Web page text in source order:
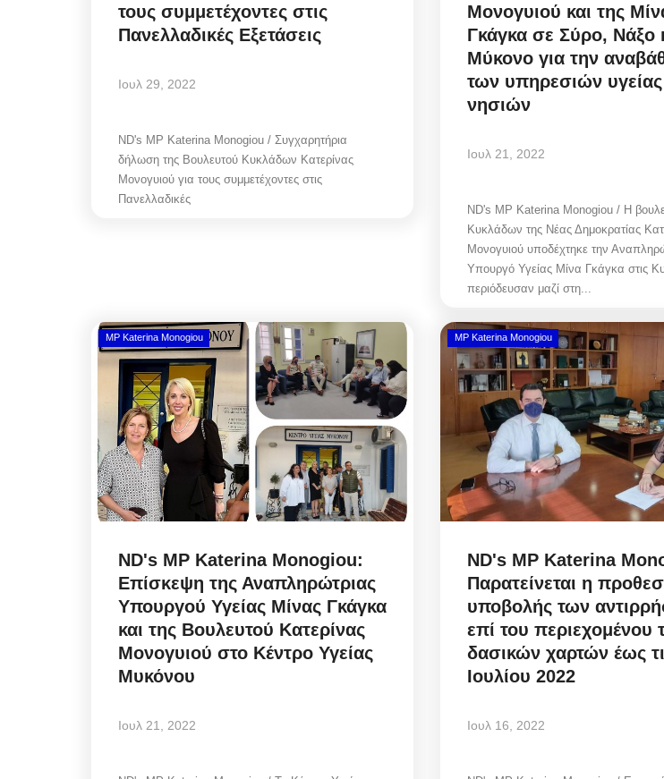
τους συμμετέχοντες στις
Πανελλαδικές Εξετάσεις
Ιουλ 29, 2022
ND's MP Katerina Monogiou / Συγχαρητήρια
δήλωση της Βουλευτού Κυκλάδων Κατερίνας
Μονογυιού για τους συμμετέχοντες στις
Πανελλαδικές
Μονογυιού και της
Γκάγκα σε Σύρο, Νάξο
Μύκονο για την
των υπηρεσιών
νησιών
Ιουλ 21, 2022
ND's MP Katerina Monogiou / Η
Κυκλάδων της Νέας Δημοκρατίας
Μονογυιού υποδέχτηκε την
Υπουργό Υγείας Μίνα Γκάγκα στις
περιόδευσαν μαζί στη...
MP Katerina Monogiou
ND's MP Katerina Monogiou:
Επίσκεψη της Αναπληρώτριας
Υπουργού Υγείας Μίνας Γκάγκα
και της Βουλευτού Κατερίνας
Μονογυιού στο Κέντρο Υγείας
Μυκόνου
Ιουλ 21, 2022
MP Katerina Monogiou
ND's MP Katerina
Παρατείνεται η
υποβολής των
επί του περιεχομένου
δασικών χαρτών έως
Ιουλίου 2022
Ιουλ 16, 2022
Mykonos News